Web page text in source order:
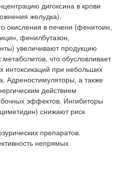
дигоксина в крови
желудка).
окисления в печени (фенитоин,
фенилбутазон,
увеличивают продукцию
что обусловливает
интоксикаций при небольших
Адреностимуляторы, а также
действием
эффектов. Ингибиторы
снижают риск
препаратов.
непрямых